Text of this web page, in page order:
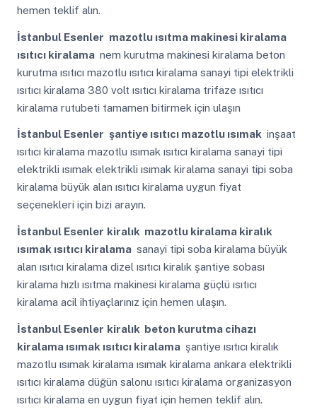
hemen teklif alın.
İstanbul Esenler mazotlu ısıtma makinesi kiralama
ısıtıcı kiralama nem kurutma makinesi kiralama beton
kurutma ısıtıcı mazotlu ısıtıcı kiralama sanayi tipi elektrikli
ısıtıcı kiralama 380 volt ısıtıcı kiralama trifaze ısıtıcı
kiralama rutubeti tamamen bitirmek için ulaşın
İstanbul Esenler şantiye ısıtıcı mazotlu ısımak inşaat
ısıtıcı kiralama mazotlu ısımak ısıtıcı kiralama sanayi tipi
elektrikli ısımak elektrikli ısımak kiralama sanayi tipi soba
kiralama büyük alan ısıtıcı kiralama uygun fiyat
seçenekleri için bizi arayın.
İstanbul Esenler kiralık mazotlu kiralama kiralık
ısımak ısıtıcı kiralama sanayi tipi soba kiralama büyük
alan ısıtıcı kiralama dizel ısıtıcı kiralık şantiye sobası
kiralama hızlı ısıtma makinesi kiralama güçlü ısıtıcı
kiralama acil ihtiyaçlarınız için hemen ulaşın.
İstanbul Esenler kiralık beton kurutma cihazı
kiralama ısımak ısıtıcı kiralama şantiye ısıtıcı kiralık
mazotlu ısımak kiralama ısımak kiralama ankara elektrikli
ısıtıcı kiralama düğün salonu ısıtıcı kiralama organizasyon
ısıtıcı kiralama en uygun fiyat için hemen teklif alın.